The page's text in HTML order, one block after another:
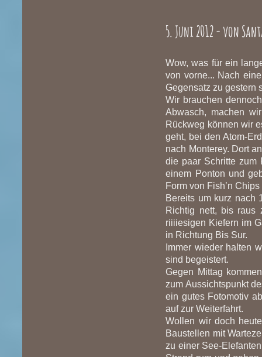
5. Juni 2012 - von
Wow, was für ein
von vorne... Nach
Gegensatz zu gestern
Wir brauchen
Abwasch, machen
Rückweg können wir
geht, bei den Atom-
nach Monterey. Dort
die paar Schritte
einem Ponton und
Form von Fish’n
Bereits um kurz nach
Richtig nett, bis raus
riiiiesigen Kiefern im
in Richtung Bis Sur.
Immer wieder halten
sind begeistert.
Gegen Mittag
zum Aussichtspunkt
ein gutes Fotomotiv
auf zur Weiterfahrt.
Wollen wir doch
Baustellen mit
zu einer See-